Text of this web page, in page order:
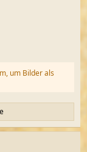
um Bilder als